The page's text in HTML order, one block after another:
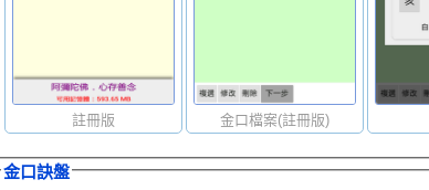
註冊版 金口檔案(註冊版)
金口訣盤